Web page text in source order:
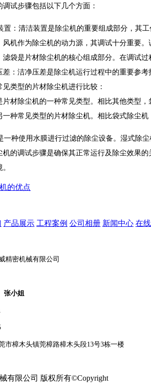
试步骤包括以下几个方面：
置：清洁装置是除尘机的重要组成部分，其
风机作为除尘机的动力源，其调试十分重要
滤袋是片材除尘机的核心组成部分。在调试
差：洁净压差是除尘机运行过程中的重要参
类型的片材除尘机进行比较：
片材除尘机的一种常见类型。相比其他类型
一种常见类型的片材除尘机。相比袋式除尘
一种使用水膜进行过滤的除尘设备。湿式除
机的调试步骤是确保其正常运行及除尘效果
的优点
产品展示 工程案例 公司相册 新闻中心 在
精密机械有限公司
张小姐
市樟木头镇莞樟路樟木头段13号3栋一楼
有限公司 版权所有©Copyright